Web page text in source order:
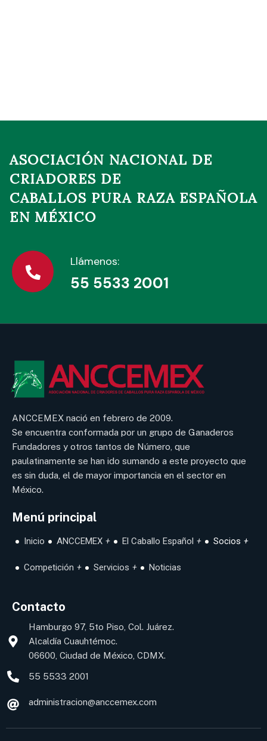
ASOCIACIÓN NACIONAL DE
CRIADORES DE
CABALLOS PURA RAZA ESPAÑOLA
EN MÉXICO
Llámenos:
55 5533 2001
ANCCEMEX nació en febrero de 2009.
Se encuentra conformada por un grupo de Ganaderos
Fundadores y otros tantos de Número, que
paulatinamente se han ido sumando a este proyecto que
es sin duda, el de mayor importancia en el sector en
México.
Menú principal
Inicio ANCCEMEX El Caballo Español Socios
Competición Servicios Noticias
Contacto
Hamburgo 97, 5to Piso, Col. Juárez.
Alcaldía Cuauhtémoc.
06600, Ciudad de México, CDMX.
55 5533 2001
administracion@anccemex.com